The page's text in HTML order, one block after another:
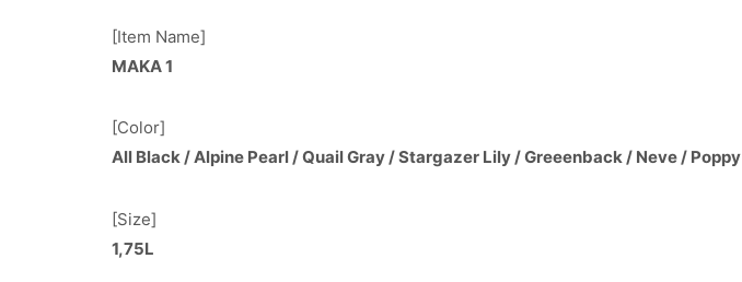
[Item Name]
MAKA 1
[Color]
All Black / Alpine Pearl / Quail Gray / Stargazer Lily / Greeenback / Neve / Poppy
[Size]
1,75L